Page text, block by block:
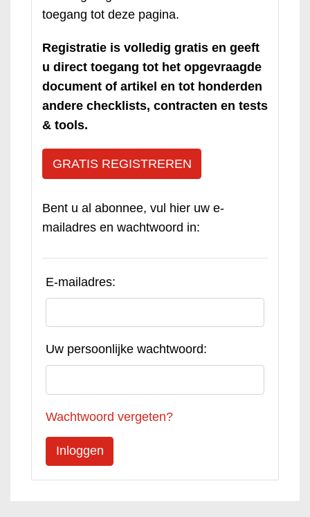
toegang tot deze pagina.
Registratie is volledig gratis en geeft
u direct toegang tot het opgevraagde
document of artikel en tot honderden
andere checklists, contracten en tests
& tools.
GRATIS REGISTREREN
Bent u al abonnee, vul hier uw e-
mailadres en wachtwoord in:
E-mailadres:
Uw persoonlijke wachtwoord:
Wachtwoord vergeten?